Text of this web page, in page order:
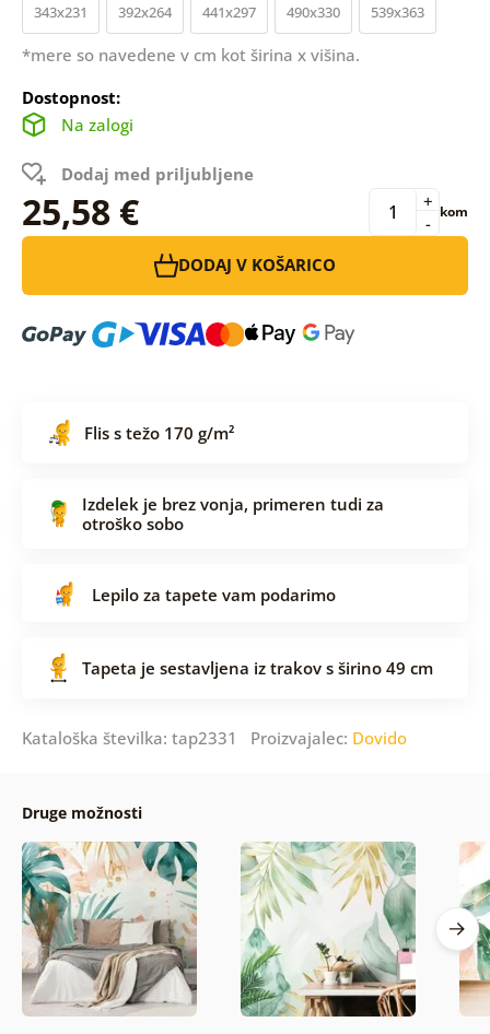
343x231 392x264 441x297 490x330 539x363
*mere so navedene v cm kot širina x višina.
Dostopnost:
Na zalogi
Dodaj med priljubljene
25,58 € -
+ kom
DODAJ V KOŠARICO
Flis s težo 170 g/m²
Izdelek je brez vonja, primeren tudi za
otroško sobo
Lepilo za tapete vam podarimo
Tapeta je sestavljena iz trakov s širino 49 cm
Kataloška številka: tap2331 Proizvajalec: Dovido
Druge možnosti